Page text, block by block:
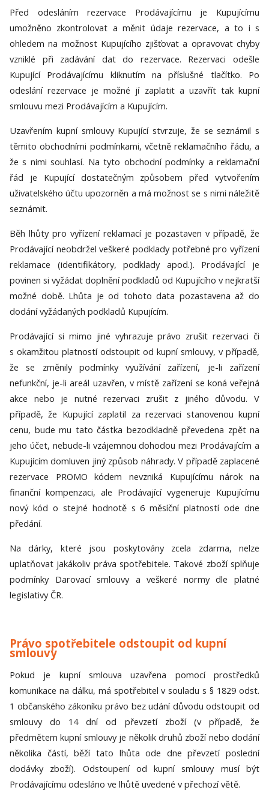
Před odesláním rezervace Prodávajícímu je Kupujícímu
umožněno zkontrolovat a měnit údaje rezervace, a to i s
ohledem na možnost Kupujícího zjišťovat a opravovat chyby
vzniklé při zadávání dat do rezervace. Rezervaci odešle
Kupující Prodávajícímu kliknutím na příslušné tlačítko. Po
odeslání rezervace je možné jí zaplatit a uzavřít tak kupní
smlouvu mezi Prodávajícím a Kupujícím.
Uzavřením kupní smlouvy Kupující stvrzuje, že se seznámil s
těmito obchodními podmínkami, včetně reklamačního řádu, a
že s nimi souhlasí. Na tyto obchodní podmínky a reklamační
řád je Kupující dostatečným způsobem před vytvořením
uživatelského účtu upozorněn a má možnost se s nimi náležitě
seznámit.
Běh lhůty pro vyřízení reklamací je pozastaven v případě, že
Prodávající neobdržel veškeré podklady potřebné pro vyřízení
reklamace (identifikátory, podklady apod.). Prodávající je
povinen si vyžádat doplnění podkladů od Kupujícího v nejkratší
možné době. Lhůta je od tohoto data pozastavena až do
dodání vyžádaných podkladů Kupujícím.
Prodávající si mimo jiné vyhrazuje právo zrušit rezervaci či
s okamžitou platností odstoupit od kupní smlouvy, v případě,
že se změnily podmínky využívání zařízení, je-li zařízení
nefunkční, je-li areál uzavřen, v místě zařízení se koná veřejná
akce nebo je nutné rezervaci zrušit z jiného důvodu. V
případě, že Kupující zaplatil za rezervaci stanovenou kupní
cenu, bude mu tato částka bezodkladně převedena zpět na
jeho účet, nebude-li vzájemnou dohodou mezi Prodávajícím a
Kupujícím domluven jiný způsob náhrady. V případě zaplacené
rezervace PROMO kódem nevzniká Kupujícímu nárok na
finanční kompenzaci, ale Prodávající vygeneruje Kupujícímu
nový kód o stejné hodnotě s 6 měsíční platností ode dne
předání.
Na dárky, které jsou poskytovány zcela zdarma, nelze
uplatňovat jakákoliv práva spotřebitele. Takové zboží splňuje
podmínky Darovací smlouvy a veškeré normy dle platné
legislativy ČR.
Právo spotřebitele odstoupit od kupní
smlouvy
Pokud je kupní smlouva uzavřena pomocí prostředků
komunikace na dálku, má spotřebitel v souladu s § 1829 odst.
1 občanského zákoníku právo bez udání důvodu odstoupit od
smlouvy do 14 dní od převzetí zboží (v případě, že
předmětem kupní smlouvy je několik druhů zboží nebo dodání
několika částí, běží tato lhůta ode dne převzetí poslední
dodávky zboží). Odstoupení od kupní smlouvy musí být
Prodávajícímu odesláno ve lhůtě uvedené v přechozí větě.